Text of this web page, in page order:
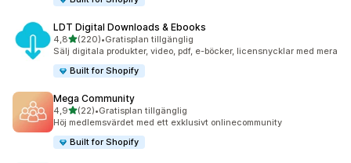
LDT Digital Downloads & Ebooks
4,8av 5 stjärnor
(220)
220 recensioner totalt
•Gratisplan tillgänglig
Sälj digitala produkter, video, pdf, e-böcker, licensnycklar med mera
Built for Shopify
Mega Community
4,9av 5 stjärnor
(22)
22 recensioner totalt
•Gratisplan tillgänglig
Höj medlemsvärdet med ett exklusivt onlinecommunity
Built for Shopify